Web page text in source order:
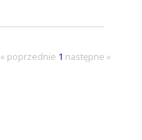
« poprzednie 1 następne »